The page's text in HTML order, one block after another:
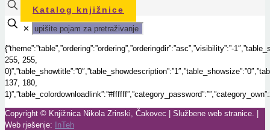
Katalog knjižnice
✕
{“theme”:”table”,”ordering”:”ordering”,”orderingdir”:”asc”,”visibility”:”-
255, 255,
137, 180,
Copyright © Knjižnica Nikola Zrinski, Čakovec | Službene web stranice. |
Web rješenje:
InTeh